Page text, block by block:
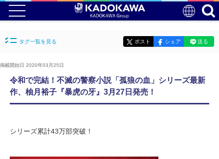
タグ一覧を見る ポスト シェア 送る
掲載開始日 2020年03月25日
令和で完結！不滅の警察小説「孤狼の血」シリーズ最新
作、柚月裕子『暴虎の牙』3月27日発売！
シリーズ累計43万部突破！